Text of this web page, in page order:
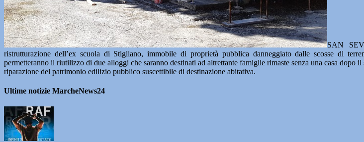
SAN
ristrutturazione dell’ex scuola di Stigliano, immobile di proprietà pubblica danneggiato dalle scosse di
permetteranno il riutilizzo di due alloggi che saranno destinati ad altrettante famiglie rimaste senza una casa
riparazione del patrimonio edilizio pubblico suscettibile di destinazione abitativa.
Ultime notizie MarcheNews24